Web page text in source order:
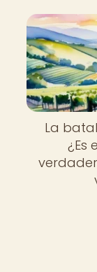
La
¿Es